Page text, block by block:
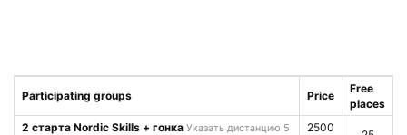
Participating groups Price
Free
places
2 старта Nordic Skills + гонка Указать дистанцию 5
2500